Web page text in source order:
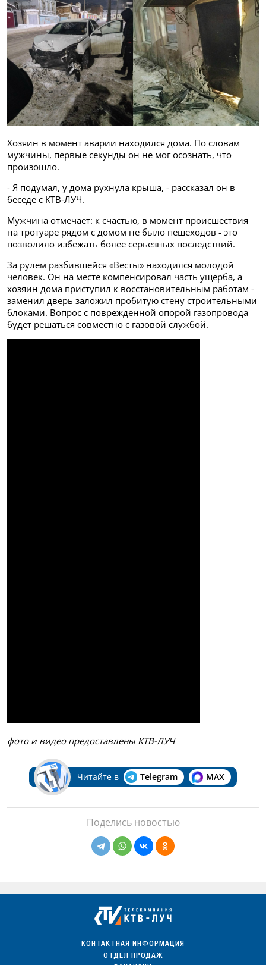
Хозяин в момент аварии находился дома. По словам
мужчины, первые секунды он не мог осознать, что
произошло.
- Я подумал, у дома рухнула крыша, - рассказал он в
беседе с КТВ‑ЛУЧ.
Мужчина отмечает: к счастью, в момент происшествия
на тротуаре рядом с домом не было пешеходов - это
позволило избежать более серьезных последствий.
За рулем разбившейся «Весты» находился молодой
человек. Он на месте компенсировал часть ущерба, а
хозяин дома приступил к восстановительным работам -
заменил дверь заложил пробитую стену строительными
блоками. Вопрос с поврежденной опорой газопровода
будет решаться совместно с газовой службой.
фото и видео предоставлены КТВ-ЛУЧ
Читайте в Telegram MAX
Поделись новостью
КОНТАКТНАЯ ИНФОРМАЦИЯ
ОТДЕЛ ПРОДАЖ